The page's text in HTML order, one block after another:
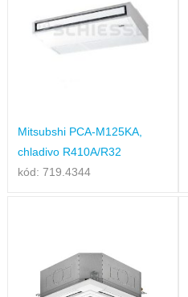
Mitsubshi PCA-M125KA,
chladivo R410A/R32
kód: 719.4344